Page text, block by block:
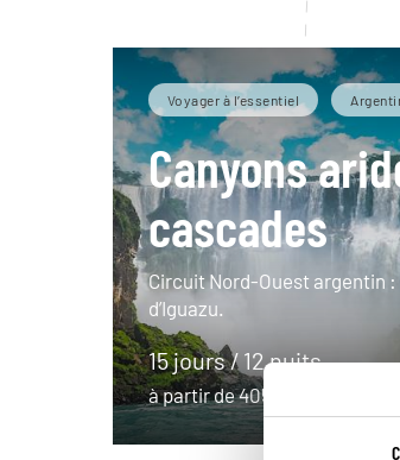
Voyager à l’essentiel
Canyons
cascades
Circuit Nord-Ouest argentin
d’Iguazu.
15 jours / 12 nuits
à partir de 4050€